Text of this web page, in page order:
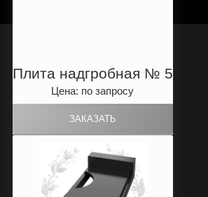
Плита надгробная № 5
Цена: по запросу